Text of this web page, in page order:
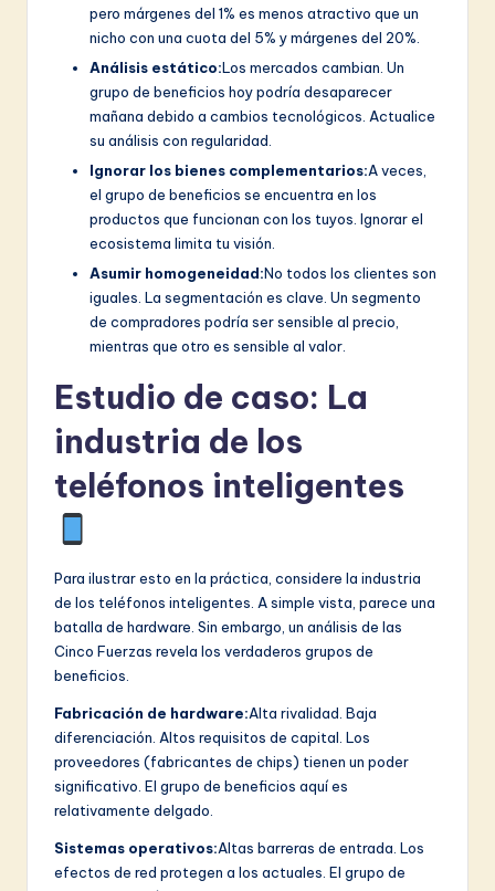
pero márgenes del 1% es menos atractivo que un
nicho con una cuota del 5% y márgenes del 20%.
Análisis estático:Los mercados cambian. Un
grupo de beneficios hoy podría desaparecer
mañana debido a cambios tecnológicos. Actualice
su análisis con regularidad.
Ignorar los bienes complementarios:A veces,
el grupo de beneficios se encuentra en los
productos que funcionan con los tuyos. Ignorar el
ecosistema limita tu visión.
Asumir homogeneidad:No todos los clientes son
iguales. La segmentación es clave. Un segmento
de compradores podría ser sensible al precio,
mientras que otro es sensible al valor.
Estudio de caso: La
industria de los
teléfonos inteligentes
Para ilustrar esto en la práctica, considere la industria
de los teléfonos inteligentes. A simple vista, parece una
batalla de hardware. Sin embargo, un análisis de las
Cinco Fuerzas revela los verdaderos grupos de
beneficios.
Fabricación de hardware:Alta rivalidad. Baja
diferenciación. Altos requisitos de capital. Los
proveedores (fabricantes de chips) tienen un poder
significativo. El grupo de beneficios aquí es
relativamente delgado.
Sistemas operativos:Altas barreras de entrada. Los
efectos de red protegen a los actuales. El grupo de